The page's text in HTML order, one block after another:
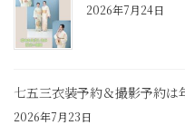
2026年7月24日
七五三衣装予約＆撮影予約は
2026年7月23日